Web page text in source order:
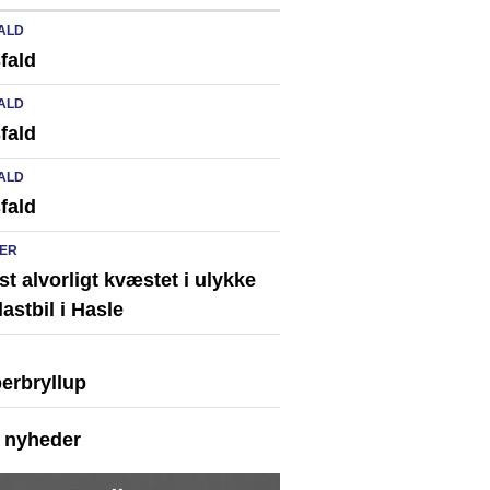
alvorligt kvæstet i ulykke
i Hasle
nyheder